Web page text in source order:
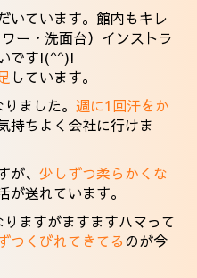
いています。館内もキレ
ー・洗面台）インストラ
です!(^^)!
しています。
りました。週に1回汗をか
持ちよく会社に行けま
が、少しずつ柔らかくな
が送れています。
ますがますますハマって
つくびれてきてるのが今